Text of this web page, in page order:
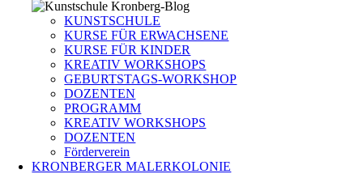
KUNSTSCHULE
KURSE FÜR ERWACHSENE
KURSE FÜR KINDER
KREATIV WORKSHOPS
GEBURTSTAGS-WORKSHOP
DOZENTEN
PROGRAMM
KREATIV WORKSHOPS
DOZENTEN
Förderverein
KRONBERGER MALERKOLONIE